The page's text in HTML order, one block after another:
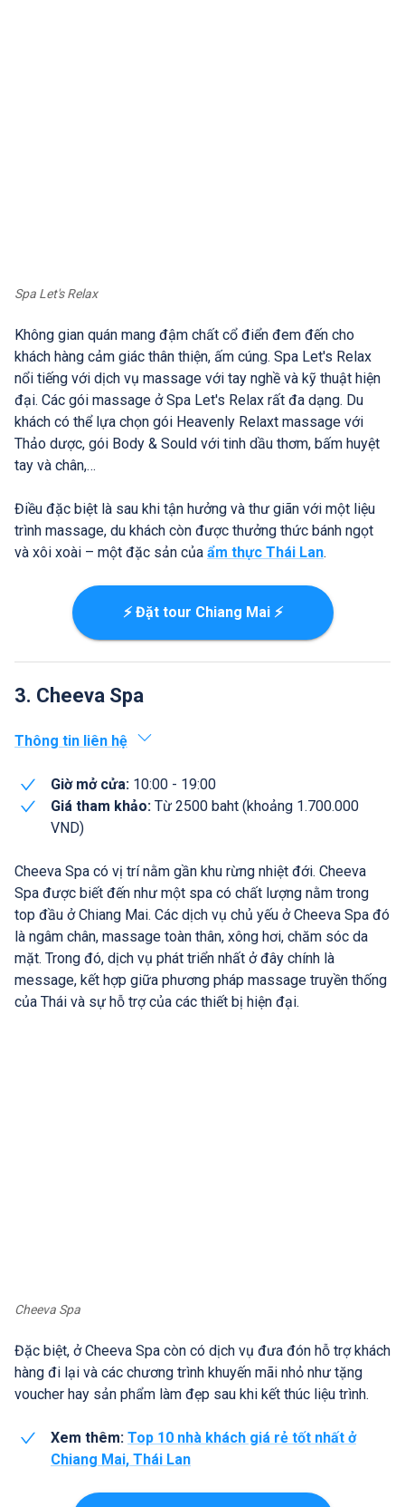
Spa Let's Relax
Không gian quán mang đậm chất cổ điển đem đến cho
khách hàng cảm giác thân thiện, ấm cúng. Spa Let's Relax
nổi tiếng với dịch vụ massage với tay nghề và kỹ thuật hiện
đại. Các gói massage ở Spa Let's Relax rất đa dạng. Du
khách có thể lựa chọn gói Heavenly Relaxt massage với
Thảo dược, gói Body & Sould với tinh dầu thơm, bấm huyệt
tay và chân,…
Điều đặc biệt là sau khi tận hưởng và thư giãn với một liệu
trình massage, du khách còn được thưởng thức bánh ngọt
và xôi xoài – một đặc sản của ẩm thực Thái Lan.
⚡ Đặt tour Chiang Mai ⚡
3. Cheeva Spa
Thông tin liên hệ
Giờ mở cửa: 10:00 - 19:00
Giá tham khảo: Từ 2500 baht (khoảng 1.700.000
VND)
Cheeva Spa có vị trí nằm gần khu rừng nhiệt đới. Cheeva
Spa được biết đến như một spa có chất lượng nằm trong
top đầu ở Chiang Mai. Các dịch vụ chủ yếu ở Cheeva Spa đó
là ngâm chân, massage toàn thân, xông hơi, chăm sóc da
mặt. Trong đó, dịch vụ phát triển nhất ở đây chính là
message, kết hợp giữa phương pháp massage truyền thống
của Thái và sự hỗ trợ của các thiết bị hiện đại.
Cheeva Spa
Đặc biệt, ở Cheeva Spa còn có dịch vụ đưa đón hỗ trợ khách
hàng đi lại và các chương trình khuyến mãi nhỏ như tặng
voucher hay sản phẩm làm đẹp sau khi kết thúc liệu trình.
Xem thêm: Top 10 nhà khách giá rẻ tốt nhất ở
Chiang Mai, Thái Lan